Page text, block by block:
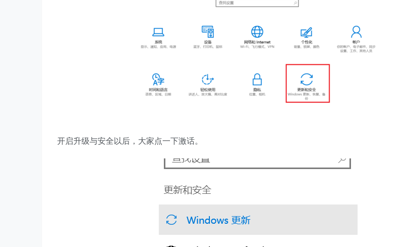
开启升级与安全以后，大家点一下激话。